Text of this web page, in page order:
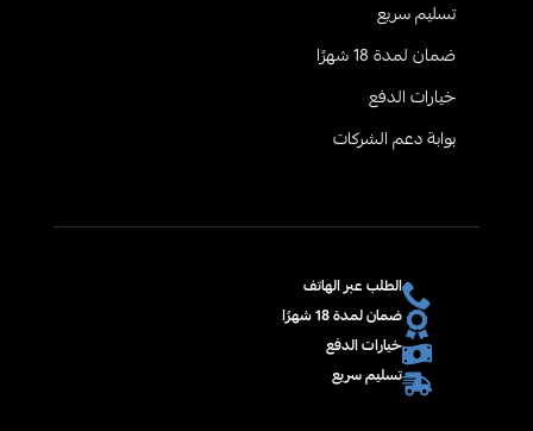
تسليم سريع
ضمان لمدة 18 شهرًا
خيارات الدفع
بوابة دعم الشركات
الطلب عبر الهاتف
ضمان لمدة 18 شهرًا
خيارات الدفع
تسليم سريع